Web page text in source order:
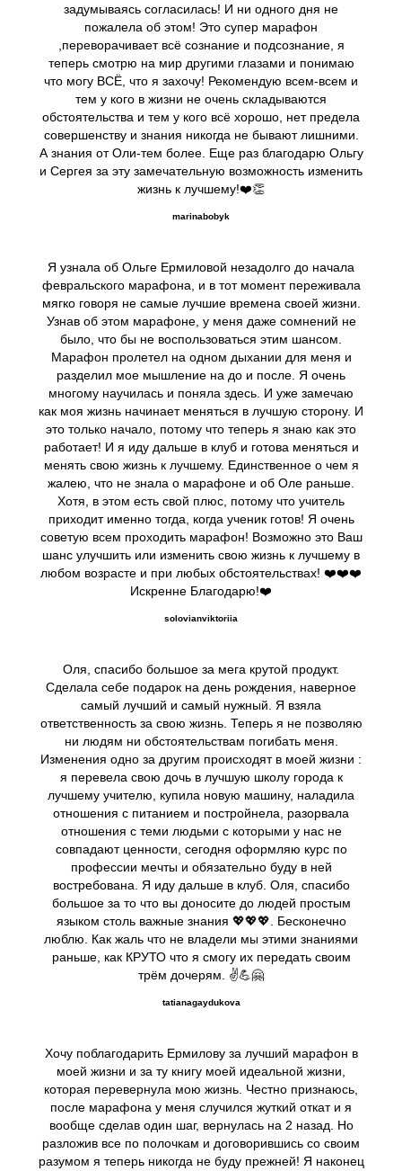
задумываясь согласилась! И ни одного дня не
пожалела об этом! Это супер марафон
,переворачивает всё сознание и подсознание, я
теперь смотрю на мир другими глазами и понимаю
что могу ВСЁ, что я захочу! Рекомендую всем-всем и
тем у кого в жизни не очень складываются
обстоятельства и тем у кого всё хорошо, нет предела
совершенству и знания никогда не бывают лишними.
А знания от Оли-тем более. Еще раз благодарю Ольгу
и Сергея за эту замечательную возможность изменить
жизнь к лучшему!❤️👏
marinabobyk
Я узнала об Ольге Ермиловой незадолго до начала
февральского марафона, и в тот момент переживала
мягко говоря не самые лучшие времена своей жизни.
Узнав об этом марафоне, у меня даже сомнений не
было, что бы не воспользоваться этим шансом.
Марафон пролетел на одном дыхании для меня и
разделил мое мышление на до и после. Я очень
многому научилась и поняла здесь. И уже замечаю
как моя жизнь начинает меняться в лучшую сторону. И
это только начало, потому что теперь я знаю как это
работает! И я иду дальше в клуб и готова меняться и
менять свою жизнь к лучшему. Единственное о чем я
жалею, что не знала о марафоне и об Оле раньше.
Хотя, в этом есть свой плюс, потому что учитель
приходит именно тогда, когда ученик готов! Я очень
советую всем проходить марафон! Возможно это Ваш
шанс улучшить или изменить свою жизнь к лучшему в
любом возрасте и при любых обстоятельствах! ❤️❤️❤️
Искренне Благодарю!❤️
solovianviktoriia
Оля, спасибо большое за мега крутой продукт.
Сделала себе подарок на день рождения, наверное
самый лучший и самый нужный. Я взяла
ответственность за свою жизнь. Теперь я не позволяю
ни людям ни обстоятельствам погибать меня.
Изменения одно за другим происходят в моей жизни :
я перевела свою дочь в лучшую школу города к
лучшему учителю, купила новую машину, наладила
отношения с питанием и постройнела, разорвала
отношения с теми людьми с которыми у нас не
совпадают ценности, сегодня оформляю курс по
профессии мечты и обязательно буду в ней
востребована. Я иду дальше в клуб. Оля, спасибо
большое за то что вы доносите до людей простым
языком столь важные знания 💖💖💖. Бесконечно
люблю. Как жаль что не владели мы этими знаниями
раньше, как КРУТО что я смогу их передать своим
трём дочерям. ✌️💪🤗
tatianagaydukova
Хочу поблагодарить Ермилову за лучший марафон в
моей жизни и за ту книгу моей идеальной жизни,
которая перевернула мою жизнь. Честно признаюсь,
после марафона у меня случился жуткий откат и я
вообще сделав один шаг, вернулась на 2 назад. Но
разложив все по полочкам и договорившись со своим
разумом я теперь никогда не буду прежней! Я наконец